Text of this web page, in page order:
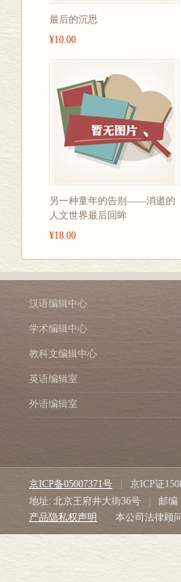
最后的沉思
¥10.00
另一种童年的告别——消逝的
人文世界最后回眸
¥18.00
汉语编辑中心
学术编辑中心
教科文编辑中心
英语编辑室
外语编辑室
京ICP备05007371号 京ICP证
地址: 北京王府井大街36号
邮编
产品隐私权声明
本公司法律顾